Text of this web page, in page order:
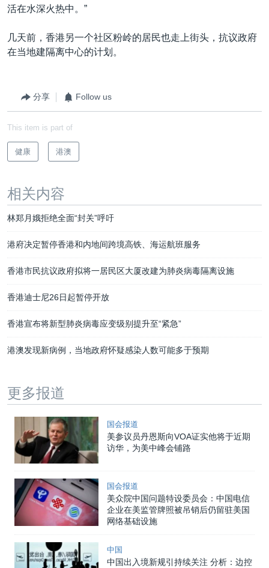
活在水深火热中。”
几天前，香港另一个社区粉岭的居民也走上街头，抗议政府
在当地建隔离中心的计划。
分享 Follow us
This item is part of
健康 港澳
相关内容
林郑月娥拒绝全面“封关”呼吁
港府决定暂停香港和内地间跨境高铁、海运航班服务
香港市民抗议政府拟将一居民区大厦改建为肺炎病毒隔离设施
香港迪士尼26日起暂停开放
香港宣布将新型肺炎病毒应变级别提升至“紧急”
港澳发现新病例，当地政府怀疑感染人数可能多于预期
更多报道
国会报道
美参议员丹恩斯向VOA证实他将于近期
访华，为美中峰会铺路
国会报道
美众院中国问题特设委员会：中国电信
企业在美监管牌照被吊销后仍留驻美国
网络基础设施
中国
中国出入境新规引持续关注 分析：边控